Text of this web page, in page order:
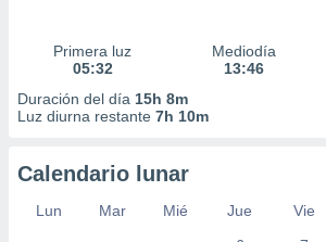
Primera luz
05:32
Mediodía
13:46
Duración del día 15h 8m
Luz diurna restante 7h 10m
Calendario lunar
Lun Mar Mié Jue Vie